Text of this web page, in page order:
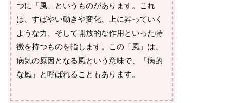
つに「風」というものがあります。これ
は、すばやい動きや変化、上に昇っていく
ような力、そして開放的な作用といった特
徴を持つものを指します。この「風」は、
病気の原因となる風という意味で、「病的
な風」と呼ばれることもあります。